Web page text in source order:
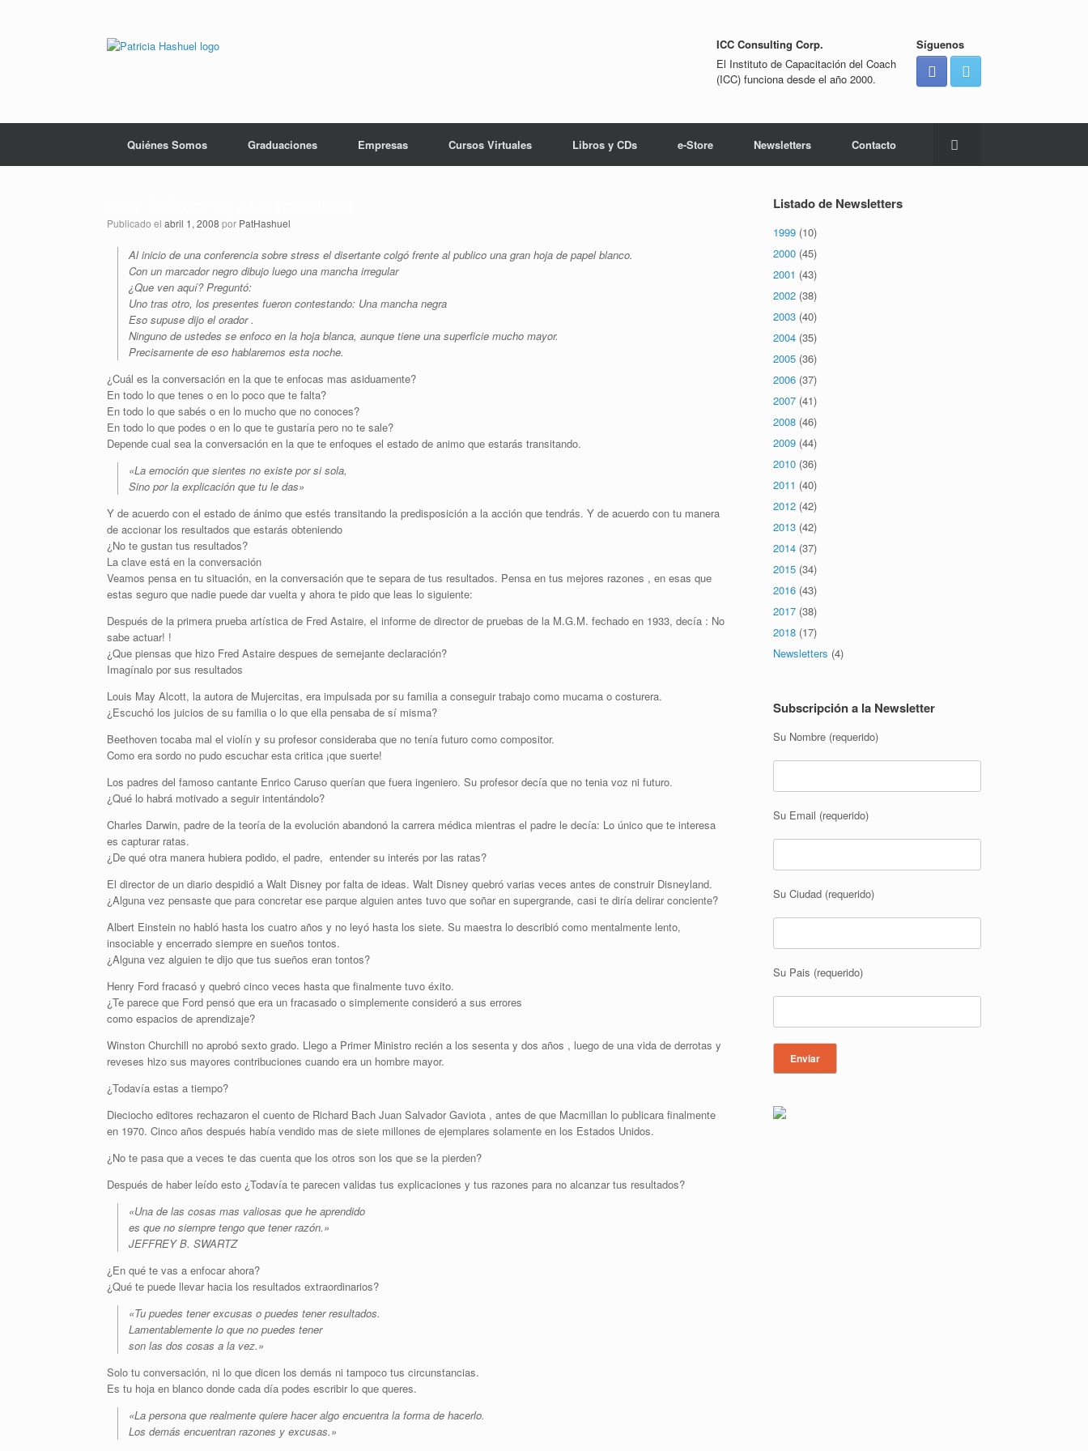
ICC Consulting Corp.
El Instituto de Capacitación del Coach
(ICC) funciona desde el año 2000.
Síguenos
Quiénes Somos Graduaciones Empresas Cursos Virtuales Libros y CDs e-Store Newsletters Contacto
Publicado el abril 1, 2008 por PatHashuel
Al inicio de una conferencia sobre stress el disertante colgó frente al publico una gran hoja de papel blanco.
Con un marcador negro dibujo luego una mancha irregular
¿Que ven aquí? Preguntó:
Uno tras otro, los presentes fueron contestando: Una mancha negra
Eso supuse dijo el orador .
Ninguno de ustedes se enfoco en la hoja blanca, aunque tiene una superficie mucho mayor.
Precisamente de eso hablaremos esta noche.
¿Cuál es la conversación en la que te enfocas mas asiduamente?
En todo lo que tenes o en lo poco que te falta?
En todo lo que sabés o en lo mucho que no conoces?
En todo lo que podes o en lo que te gustaría pero no te sale?
Depende cual sea la conversación en la que te enfoques el estado de animo que estarás transitando.
«La emoción que sientes no existe por si sola,
Sino por la explicación que tu le das»
Y de acuerdo con el estado de ánimo que estés transitando la predisposición a la acción que tendrás. Y de acuerdo con tu manera
de accionar los resultados que estarás obteniendo
¿No te gustan tus resultados?
La clave está en la conversación
Veamos pensa en tu situación, en la conversación que te separa de tus resultados. Pensa en tus mejores razones , en esas que
estas seguro que nadie puede dar vuelta y ahora te pido que leas lo siguiente:
Después de la primera prueba artística de Fred Astaire, el informe de director de pruebas de la M.G.M. fechado en 1933, decía : No
sabe actuar! !
¿Que piensas que hizo Fred Astaire despues de semejante declaración?
Imagínalo por sus resultados
Louis May Alcott, la autora de Mujercitas, era impulsada por su familia a conseguir trabajo como mucama o costurera.
¿Escuchó los juicios de su familia o lo que ella pensaba de sí misma?
Beethoven tocaba mal el violín y su profesor consideraba que no tenía futuro como compositor.
Como era sordo no pudo escuchar esta critica ¡que suerte!
Los padres del famoso cantante Enrico Caruso querían que fuera ingeniero. Su profesor decía que no tenia voz ni futuro.
¿Qué lo habrá motivado a seguir intentándolo?
Charles Darwin, padre de la teoría de la evolución abandonó la carrera médica mientras el padre le decía: Lo único que te interesa
es capturar ratas.
¿De qué otra manera hubiera podido, el padre, entender su interés por las ratas?
El director de un diario despidió a Walt Disney por falta de ideas. Walt Disney quebró varias veces antes de construir Disneyland.
¿Alguna vez pensaste que para concretar ese parque alguien antes tuvo que soñar en supergrande, casi te diría delirar conciente?
Albert Einstein no habló hasta los cuatro años y no leyó hasta los siete. Su maestra lo describió como mentalmente lento,
insociable y encerrado siempre en sueños tontos.
¿Alguna vez alguien te dijo que tus sueños eran tontos?
Henry Ford fracasó y quebró cinco veces hasta que finalmente tuvo éxito.
¿Te parece que Ford pensó que era un fracasado o simplemente consideró a sus errores
como espacios de aprendizaje?
Winston Churchill no aprobó sexto grado. Llego a Primer Ministro recién a los sesenta y dos años , luego de una vida de derrotas y
reveses hizo sus mayores contribuciones cuando era un hombre mayor.
¿Todavía estas a tiempo?
Dieciocho editores rechazaron el cuento de Richard Bach Juan Salvador Gaviota , antes de que Macmillan lo publicara finalmente
en 1970. Cinco años después había vendido mas de siete millones de ejemplares solamente en los Estados Unidos.
¿No te pasa que a veces te das cuenta que los otros son los que se la pierden?
Después de haber leído esto ¿Todavía te parecen validas tus explicaciones y tus razones para no alcanzar tus resultados?
«Una de las cosas mas valiosas que he aprendido
es que no siempre tengo que tener razón.»
JEFFREY B. SWARTZ
¿En qué te vas a enfocar ahora?
¿Qué te puede llevar hacia los resultados extraordinarios?
«Tu puedes tener excusas o puedes tener resultados.
Lamentablemente lo que no puedes tener
son las dos cosas a la vez.»
Solo tu conversación, ni lo que dicen los demás ni tampoco tus circunstancias.
Es tu hoja en blanco donde cada día podes escribir lo que queres.
«La persona que realmente quiere hacer algo encuentra la forma de hacerlo.
Los demás encuentran razones y excusas.»
Listado de Newsletters
1999 (10)
2000 (45)
2001 (43)
2002 (38)
2003 (40)
2004 (35)
2005 (36)
2006 (37)
2007 (41)
2008 (46)
2009 (44)
2010 (36)
2011 (40)
2012 (42)
2013 (42)
2014 (37)
2015 (34)
2016 (43)
2017 (38)
2018 (17)
Newsletters (4)
Subscripción a la Newsletter
Su Nombre (requerido)
Su Email (requerido)
Su Ciudad (requerido)
Su Pais (requerido)